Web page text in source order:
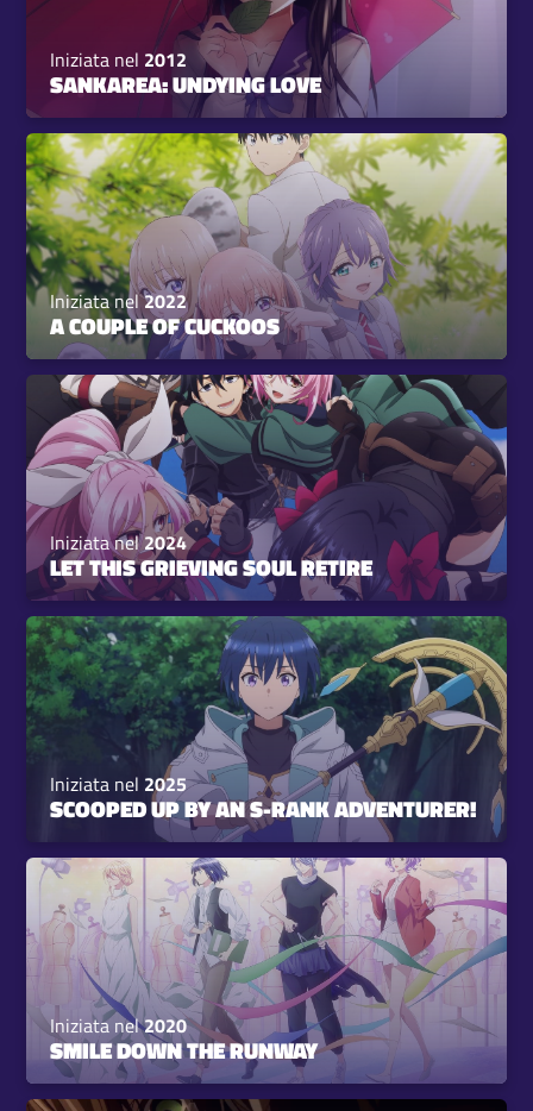
Iniziata nel 2012
SANKAREA: UNDYING LOVE
Iniziata nel2022
A COUPLE OF CUCKOOS
Iniziata nel2024
LET THIS GRIEVING SOUL RETIRE
Iniziata nel 2025
SCOOPED UP BY AN S-RANK ADVENTURER!
Iniziata nel2020
SMILE DOWN THE RUNWAY